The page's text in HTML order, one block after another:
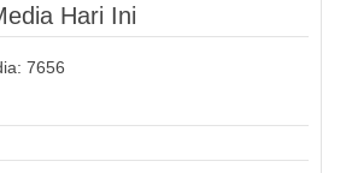
Hari Ini
7656